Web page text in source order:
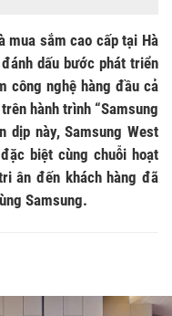
mua sắm cao cấp tại Hà
dấu bước phát triển
công nghệ hàng đầu cả
hành trình “Samsung
dịp này, Samsung West
biệt cùng chuỗi hoạt
ân đến khách hàng đã
Samsung.